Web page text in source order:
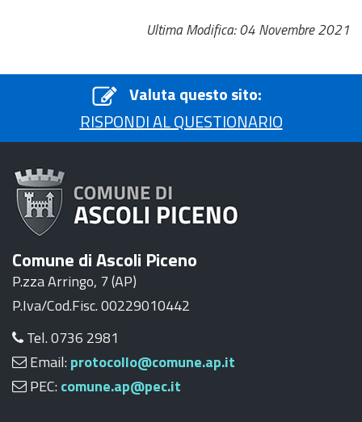
Ultima Modifica: 04 Novembre 2021
Valuta questo sito:
RISPONDI AL QUESTIONARIO
Comune di Ascoli Piceno
P.zza Arringo, 7 (AP)
P.Iva/Cod.Fisc. 00229010442
Tel. 0736 2981
Email: protocollo@comune.ap.it
PEC: comune.ap@pec.it